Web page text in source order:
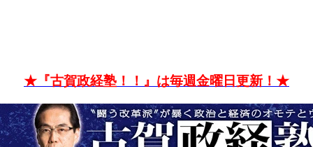
★『古賀政経塾！！』は毎週金曜日更新！★